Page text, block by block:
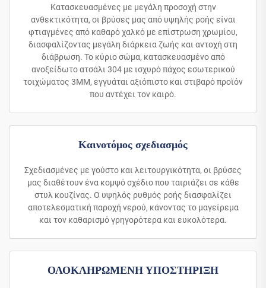
Κατασκευασμένες με μεγάλη προσοχή στην
ανθεκτικότητα, οι βρύσες μας από υψηλής ροής είναι
φτιαγμένες από καθαρό χαλκό με επίστρωση χρωμίου,
διασφαλίζοντας μεγάλη διάρκεια ζωής και αντοχή στη
διάβρωση. Το κύριο σώμα, κατασκευασμένο από
ανοξείδωτο ατσάλι 304 με ισχυρό πάχος εσωτερικού
τοιχώματος 3MM, εγγυάται αξιόπιστο και στιβαρό προϊόν
που αντέχει τον καιρό.
Καινοτόμος σχεδιασμός
Σχεδιασμένες με γούστο και λειτουργικότητα, οι βρύσες
μας διαθέτουν ένα κομψό σχέδιο που ταιριάζει σε κάθε
στυλ κουζίνας. Ο υψηλός ρυθμός ροής διασφαλίζει
αποτελεσματική παροχή νερού, κάνοντας το μαγείρεμα
και τον καθαρισμό γρηγορότερα και ευκολότερα.
ΟΛΟΚΛΗΡΩΜΕΝΗ ΥΠΟΣΤΗΡΙΞΗ